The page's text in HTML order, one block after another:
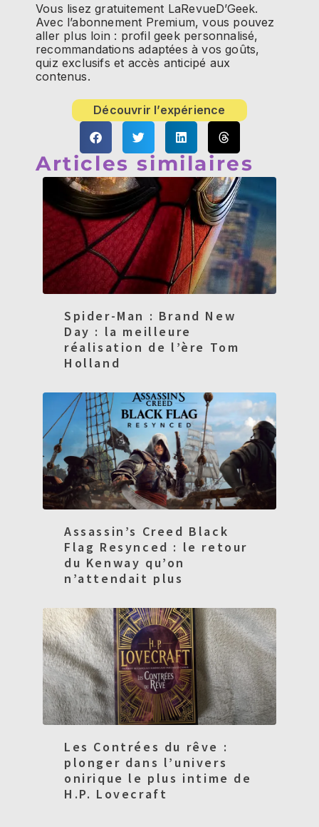
Vous lisez gratuitement LaRevueD’Geek.
Avec l’abonnement Premium, vous pouvez
aller plus loin : profil geek personnalisé,
recommandations adaptées à vos goûts,
quiz exclusifs et accès anticipé aux
contenus.
Découvrir l’expérience
Articles similaires
Spider-Man : Brand New
Day : la meilleure
réalisation de l’ère Tom
Holland
Assassin’s Creed Black
Flag Resynced : le retour
du Kenway qu’on
n’attendait plus
Les Contrées du rêve :
plonger dans l’univers
onirique le plus intime de
H.P. Lovecraft